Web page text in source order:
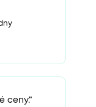
ceny.“